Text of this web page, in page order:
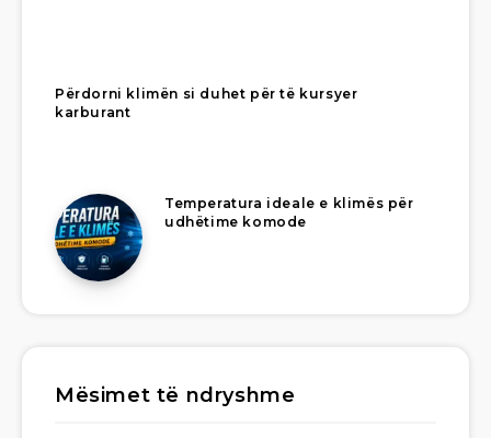
Përdorni klimën si duhet për të kursyer
karburant
Temperatura ideale e klimës për
udhëtime komode
Mësimet të ndryshme